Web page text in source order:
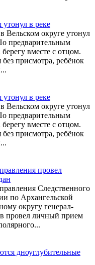
в реке
Вельском округе утонул
предварительным
вместе с отцом.
присмотра, ребёнок
в реке
Вельском округе утонул
предварительным
вместе с отцом.
присмотра, ребёнок
провел
Следственного
по Архангельской
округу генерал-
провел личный прием
дноуглубительные